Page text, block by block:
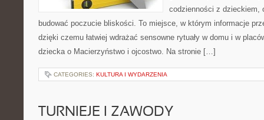
codzienności z dzieckiem,
budować poczucie bliskości. To miejsce, w którym informacje
dzięki czemu łatwiej wdrażać sensowne rytuały w domu i w
dziecka o Macierzyństwo i ojcostwo. Na stronie […]
CATEGORIES: KULTURA I WYDARZENIA
TURNIEJE I ZAWODY